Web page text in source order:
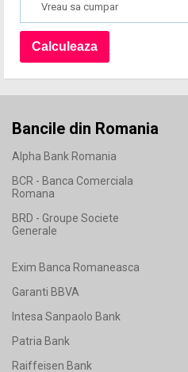
Vreau sa cumpar
Bancile din Romania
Alpha Bank Romania
BCR - Banca Comerciala
Romana
BRD - Groupe Societe
Generale
Exim Banca Romaneasca
Garanti BBVA
Intesa Sanpaolo Bank
Patria Bank
Raiffeisen Bank